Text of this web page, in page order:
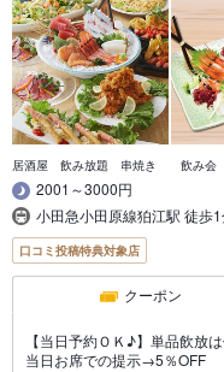
居酒屋 飲み放題 串焼き 飲み会
2001～3000円
小田急小田原線狛江駅 徒歩
口コミ投稿特典対象店
クーポン
【当日予約ＯＫ♪】単品飲放
当日お席での提示→5％OFF